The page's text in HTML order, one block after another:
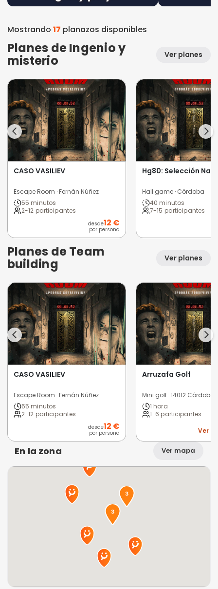
Mostrando 17 planazos disponibles
Planes de Ingenio y
misterio Ver planes
CASO VASILIEV
Escape Room · Fernán Núñez
55 minutos
2-12 participantes
desde12 €
por persona
Hg80: Selección
Hall game · Córdoba
40 minutos
7-15 participantes
Planes de Team
building Ver planes
CASO VASILIEV
Escape Room · Fernán Núñez
55 minutos
2-12 participantes
desde12 €
por persona
Arruzafa Golf
Mini golf · 14012 Córdoba
1 hora
1-6 participantes
Ver
En la zona Ver mapa